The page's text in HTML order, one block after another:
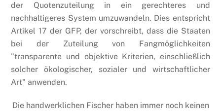
der Quotenzuteilung in ein gerechteres und
nachhaltigeres System umzuwandeln. Dies entspricht
Artikel 17 der GFP, der vorschreibt, dass die Staaten
bei der Zuteilung von Fangmöglichkeiten
"transparente und objektive Kriterien, einschließlich
solcher ökologischer, sozialer und wirtschaftlicher
Art" anwenden.
Die handwerklichen Fischer haben immer noch keinen